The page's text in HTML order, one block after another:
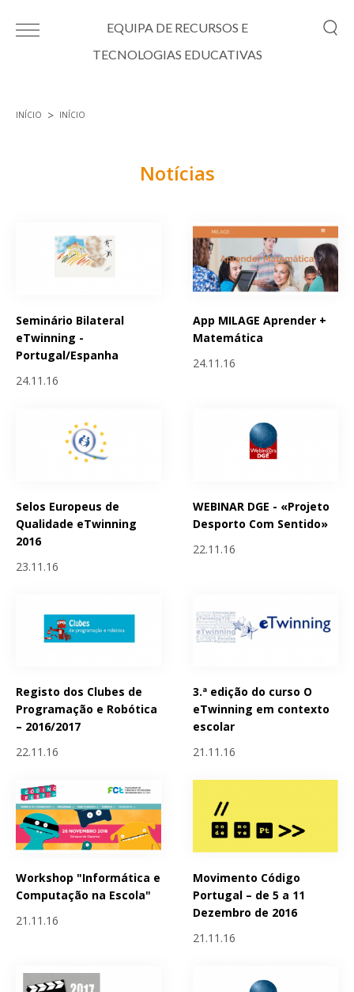
EQUIPA DE RECURSOS E
TECNOLOGIAS EDUCATIVAS
INÍCIO INÍCIO
Notícias
Seminário Bilateral
eTwinning -
Portugal/Espanha
24.11.16
App MILAGE Aprender +
Matemática
24.11.16
Selos Europeus de
Qualidade eTwinning
2016
23.11.16
WEBINAR DGE - «Projeto
Desporto Com Sentido»
22.11.16
Registo dos Clubes de
Programação e Robótica
– 2016/2017
22.11.16
3.ª edição do curso O
eTwinning em contexto
escolar
21.11.16
Workshop "Informática e
Computação na Escola"
21.11.16
Movimento Código
Portugal – de 5 a 11
Dezembro de 2016
21.11.16
Páginas